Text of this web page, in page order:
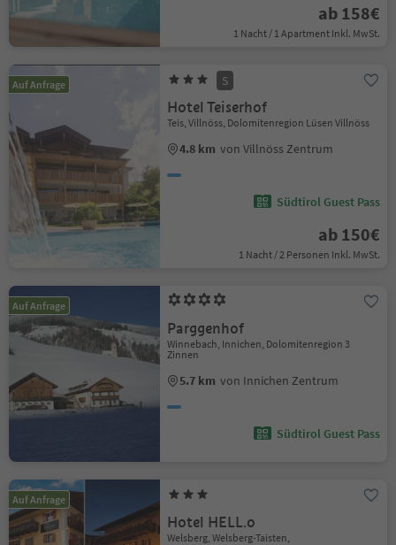
ab 158€
1 Nacht / 1 Apartment Inkl. MwSt.
Auf Anfrage S
Hotel Teiserhof
Teis, Villnöss, Dolomitenregion Lüsen Villnöss
4.8 km von Villnöss Zentrum
Südtirol Guest Pass
ab 150€
1 Nacht / 2 Personen Inkl. MwSt.
Auf Anfrage
Parggenhof
Winnebach, Innichen, Dolomitenregion 3
Zinnen
5.7 km von Innichen Zentrum
Südtirol Guest Pass
Auf Anfrage
Hotel HELL.o
Welsberg, Welsberg-Taisten,